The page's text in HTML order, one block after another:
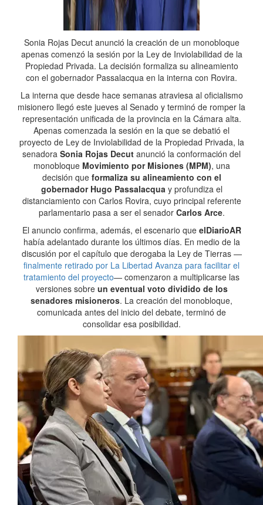
Sonia Rojas Decut anunció la creación de un monobloque
apenas comenzó la sesión por la Ley de Inviolabilidad de la
Propiedad Privada. La decisión formaliza su alineamiento
con el gobernador Passalacqua en la interna con Rovira.
La interna que desde hace semanas atraviesa al oficialismo
misionero llegó este jueves al Senado y terminó de romper la
representación unificada de la provincia en la Cámara alta.
Apenas comenzada la sesión en la que se debatió el
proyecto de Ley de Inviolabilidad de la Propiedad Privada, la
senadora Sonia Rojas Decut anunció la conformación del
monobloque Movimiento por Misiones (MPM), una
decisión que formaliza su alineamiento con el
gobernador Hugo Passalacquay profundiza el
distanciamiento con Carlos Rovira, cuyo principal referente
parlamentario pasa a ser el senador Carlos Arce.
El anuncio confirma, además, el escenario que elDiarioAR
había adelantado durante los últimos días. En medio de la
discusión por el capítulo que derogaba la Ley de Tierras —
finalmente retirado por La Libertad Avanza para facilitar el
tratamiento del proyecto— comenzaron a multiplicarse las
versiones sobre un eventual voto dividido de los
senadores misioneros. La creación del monobloque,
comunicada antes del inicio del debate, terminó de
consolidar esa posibilidad.